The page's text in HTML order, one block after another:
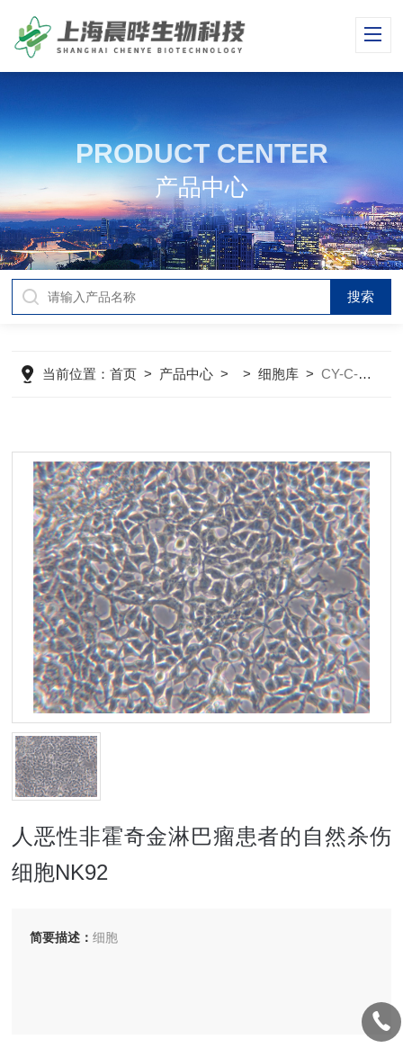
PRODUCT CENTER
产品中心
当前位置：首页 > 产品中心 > >细胞库 >CY-C-H0277人恶性非霍奇金淋巴瘤患者的自然杀伤细胞NK92
人恶性非霍奇金淋巴瘤患者的自然杀伤
细胞NK92
简要描述：细胞